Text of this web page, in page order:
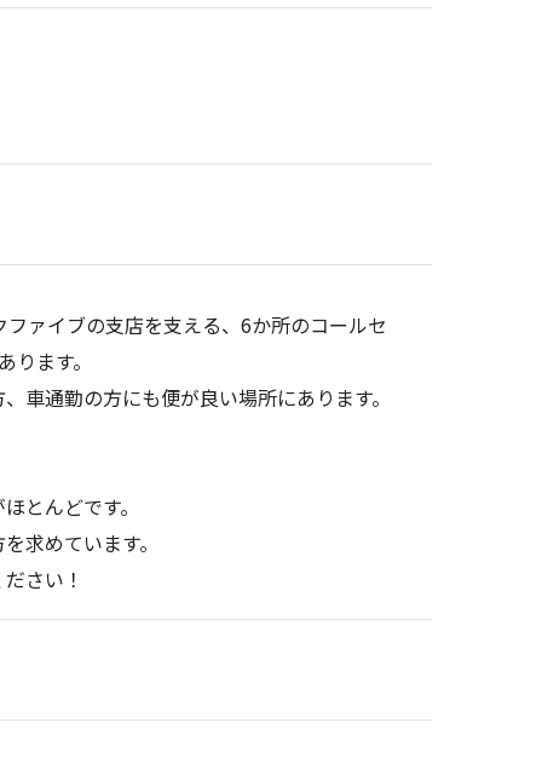
ァイブの支店を支える、6か所のコールセ
ます。
車通勤の方にも便が良い場所にあります。
とんどです。
求めています。
さい！